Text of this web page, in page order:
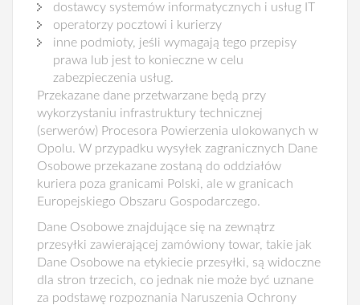
dostawcy systemów informatycznych i usług IT
operatorzy pocztowi i kurierzy
inne podmioty, jeśli wymagają tego przepisy
prawa lub jest to konieczne w celu
zabezpieczenia usług.
Przekazane dane przetwarzane będą przy
wykorzystaniu infrastruktury technicznej
(serwerów) Procesora Powierzenia ulokowanych w
Opolu. W przypadku wysyłek zagranicznych Dane
Osobowe przekazane zostaną do oddziałów
kuriera poza granicami Polski, ale w granicach
Europejskiego Obszaru Gospodarczego.
Dane Osobowe znajdujące się na zewnątrz
przesyłki zawierającej zamówiony towar, takie jak
Dane Osobowe na etykiecie przesyłki, są widoczne
dla stron trzecich, co jednak nie może być uznane
za podstawę rozpoznania Naruszenia Ochrony